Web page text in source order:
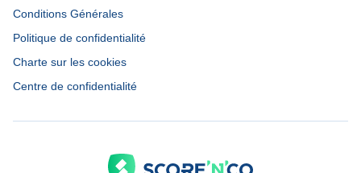
Conditions Générales
Politique de confidentialité
Charte sur les cookies
Centre de confidentialité